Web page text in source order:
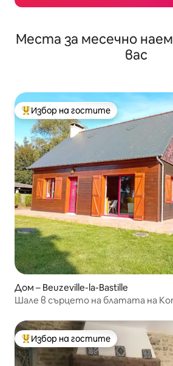
Места за месечно
вас
Най-популярен избор на гостите
Избор на гостите
Дом – Beuzeville-la-Bastille
Шале в сърцето на блатата на
Най-популярен избор на гостите
Избор на гостите